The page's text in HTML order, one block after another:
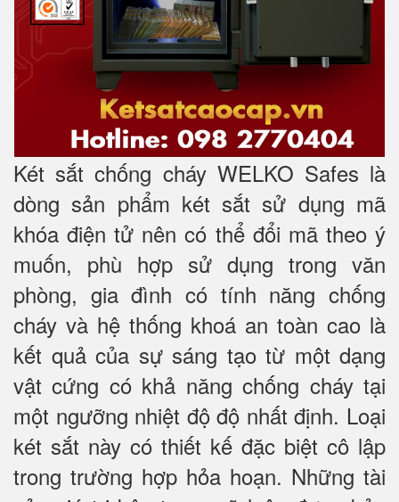
Két sắt chống cháy WELKO Safes là
dòng sản phẩm két sắt sử dụng mã
khóa điện tử nên có thể đổi mã theo ý
muốn, phù hợp sử dụng trong văn
phòng, gia đình có tính năng chống
cháy và hệ thống khoá an toàn cao là
kết quả của sự sáng tạo từ một dạng
vật cứng có khả năng chống cháy tại
một ngưỡng nhiệt độ độ nhất định. Loại
két sắt này có thiết kế đặc biệt cô lập
trong trường hợp hỏa hoạn. Những tài